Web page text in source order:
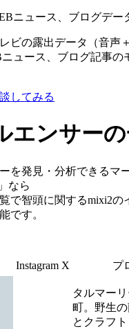
ニュース、ブログデー
ビの露出データ（音声
ュース、ブログ記事の
してみる
エンサー
を発見・分析できるマ
なら
で智頭に関するmixi2の
です。
Instagram X プ
タルマー
町。野生
とクラフ